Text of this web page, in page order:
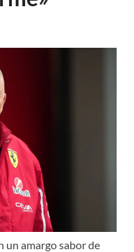
un amargo sabor de